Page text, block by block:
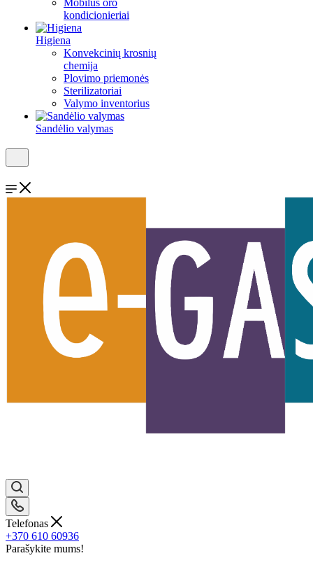
Mobilūs oro
kondicionieriai
Higiena
Konvekcinių krosnių
chemija
Plovimo priemonės
Sterilizatoriai
Valymo inventorius
Sandėlio valymas
Telefonas
+370 610 60936
Parašykite mums!